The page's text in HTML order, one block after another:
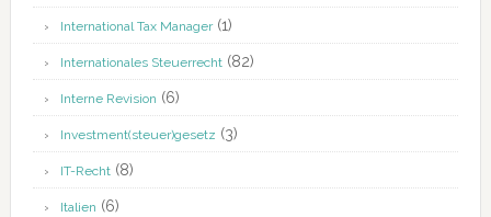
International Tax Manager(1)
Internationales Steuerrecht(82)
Interne Revision (6)
Investment(steuer)gesetz (3)
IT-Recht(8)
Italien (6)